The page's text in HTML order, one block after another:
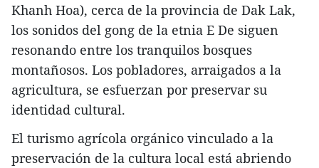
Khanh Hoa), cerca de la provincia de Dak Lak,
los sonidos del gong de la etnia E De siguen
resonando entre los tranquilos bosques
montañosos. Los pobladores, arraigados a la
agricultura, se esfuerzan por preservar su
identidad cultural.
El turismo agrícola orgánico vinculado a la
preservación de la cultura local está abriendo